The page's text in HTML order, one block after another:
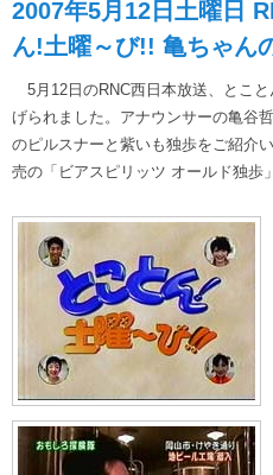
2007年5月12日土曜日
ん!土曜～び!! 亀ちゃん
5月12日のRNC西日本放送、とこ
げられました。アナウンサーの亀谷
のピルスナーと紫いも独歩をご紹介
売の「ビアスピリッツ オールド独歩